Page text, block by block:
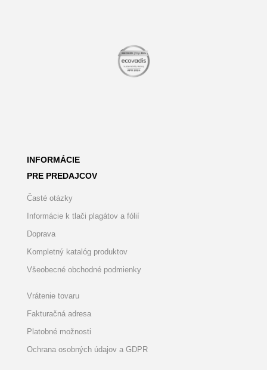
INFORMÁCIE
PRE PREDAJCOV
Časté otázky
Informácie k tlači plagátov a fólií
Doprava
Kompletný katalóg produktov
Všeobecné obchodné podmienky
Vrátenie tovaru
Fakturačná adresa
Platobné možnosti
Ochrana osobných údajov a GDPR